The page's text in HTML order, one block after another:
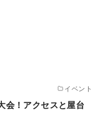
イベント
会！アクセスと屋台